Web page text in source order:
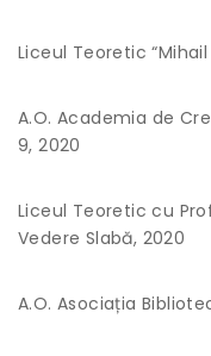
Liceul Teoretic
A.O. Academia de
9, 2020
Liceul Teoretic cu
Vedere Slabă, 2020
A.O. Asociația